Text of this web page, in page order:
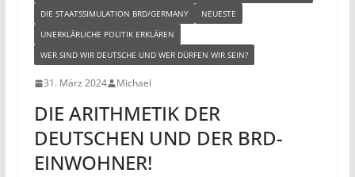
DIE STAATSSIMULATION BRD/GERMANY
NEUESTE
UNERKLÄRLICHE POLITIK ERKLÄREN
WER SIND WIR DEUTSCHE UND WER DÜRFEN WIR SEIN?
31. März 2024 Michael
DIE ARITHMETIK DER
DEUTSCHEN UND DER BRD-
EINWOHNER!